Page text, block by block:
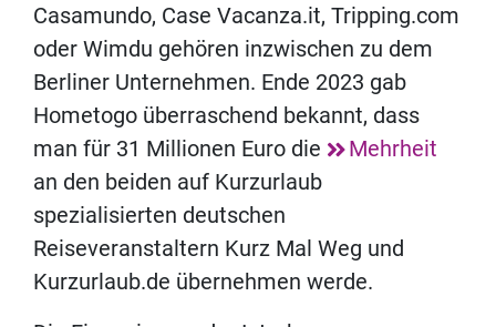
Casamundo, Case Vacanza.it, Tripping.com
oder Wimdu gehören inzwischen zu dem
Berliner Unternehmen. Ende 2023 gab
Hometogo überraschend bekannt, dass
man für 31 Millionen Euro die
Mehrheit
an den beiden auf Kurzurlaub
spezialisierten deutschen
Reiseveranstaltern Kurz Mal Weg und
Kurzurlaub.de übernehmen werde.